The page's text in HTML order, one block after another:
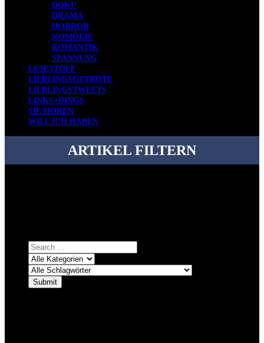
DOKU
DRAMA
HORROR
KOMÖDIE
ROMANTIK
SPANNUNG
LESESTOFF
LIEBLINGSGETRÖTE
LIEBLINGSTWEETS
LINKS+DINGS
SIE HÖREN
WILL ICH HABEN
ARTIKEL FILTERN